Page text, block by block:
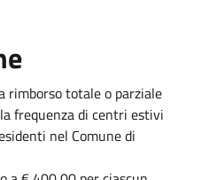
rimborso totale o parziale
frequenza di centri estivi
nel Comune di